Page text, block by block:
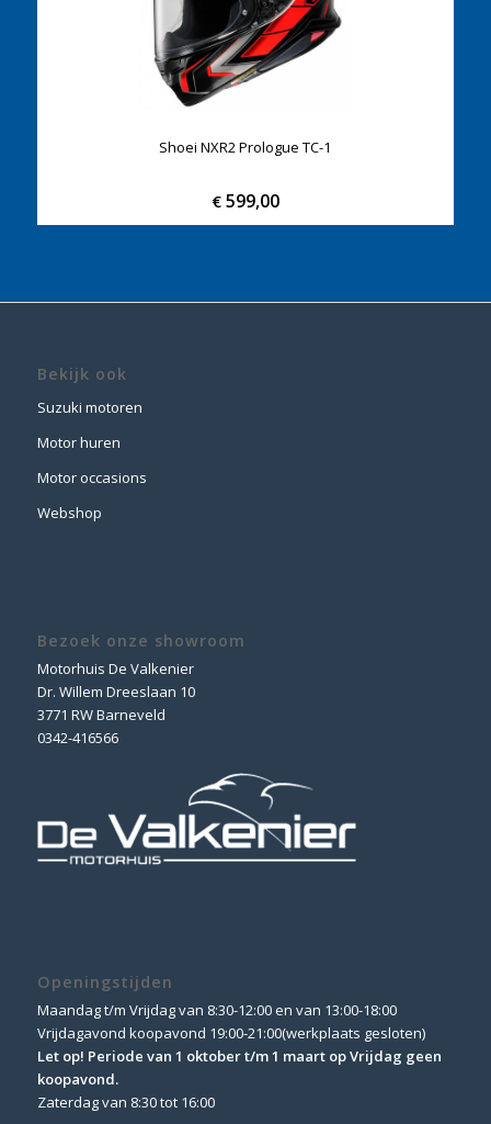
Shoei NXR2 Prologue TC-1
€599,00
Bekijk ook
Suzuki motoren
Motor huren
Motor occasions
Webshop
Bezoek onze showroom
Motorhuis De Valkenier
Dr. Willem Dreeslaan 10
3771 RW Barneveld
0342-416566
Openingstijden
Maandag t/m Vrijdag van 8:30-12:00 en van 13:00-18:00
Vrijdagavond koopavond 19:00-21:00(werkplaats gesloten)
Let op! Periode van 1 oktober t/m 1 maart op Vrijdag geen
koopavond.
Zaterdag van 8:30 tot 16:00